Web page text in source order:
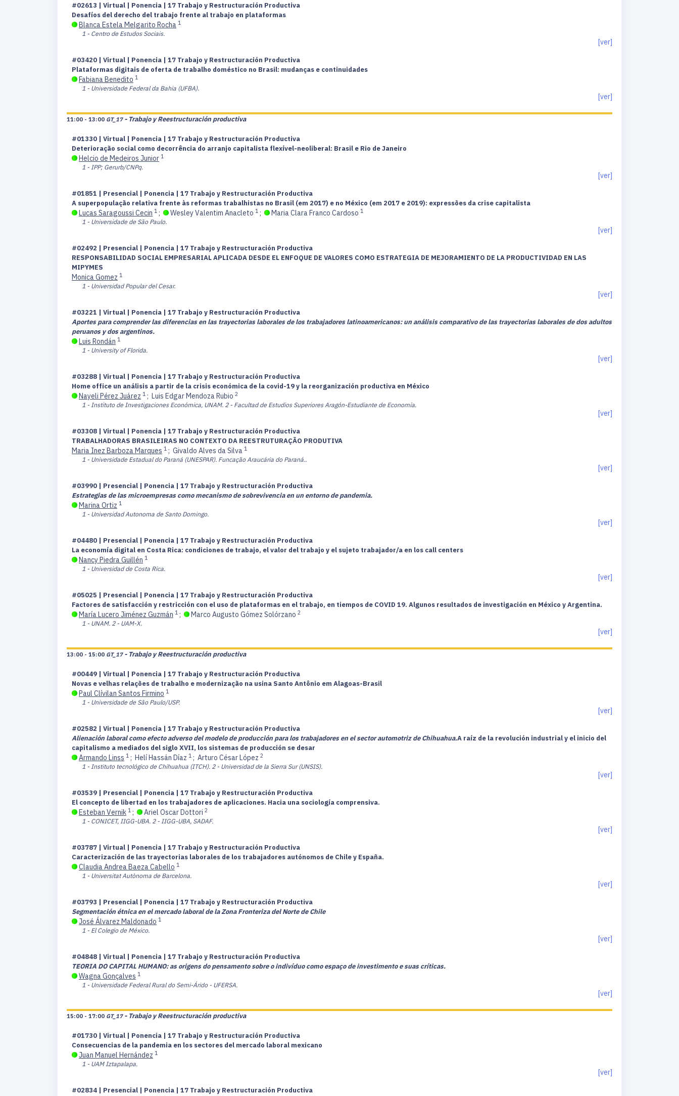
#02613 | Virtual | Ponencia | 17 Trabajo y Restructuración Productiva
Desafíos del derecho del trabajo frente al trabajo en plataformas
Blanca Estela Melgarito Rocha 1
1 - Centro de Estudos Sociais.
[ver]
#03420 | Virtual | Ponencia | 17 Trabajo y Restructuración Productiva
Plataformas digitais de oferta de trabalho doméstico no Brasil: mudanças e continuidades
Fabiana Benedito 1
1 - Universidade Federal da Bahia (UFBA).
[ver]
11:00 - 13:00 GT_17 - Trabajo y Reestructuración productiva
#01330 | Virtual | Ponencia | 17 Trabajo y Restructuración Productiva
Deterioração social como decorrência do arranjo capitalista flexível-neoliberal: Brasil e Rio de Janeiro
Helcio de Medeiros Junior 1
1 - IPP; Gerurb/CNPq.
[ver]
#01851 | Presencial | Ponencia | 17 Trabajo y Restructuración Productiva
A superpopulação relativa frente às reformas trabalhistas no Brasil (em 2017) e no México (em 2017 e 2019): expressões da crise capitalista
Lucas Saragoussi Cecin 1 ; Wesley Valentim Anacleto 1 ; Maria Clara Franco Cardoso 1
1 - Universidade de São Paulo.
[ver]
#02492 | Presencial | Ponencia | 17 Trabajo y Restructuración Productiva
RESPONSABILIDAD SOCIAL EMPRESARIAL APLICADA DESDE EL ENFOQUE DE VALORES COMO ESTRATEGIA DE MEJORAMIENTO DE LA PRODUCTIVIDAD EN LAS
MIPYMES
Monica Gomez 1
1 - Universidad Popular del Cesar.
[ver]
#03221 | Virtual | Ponencia | 17 Trabajo y Restructuración Productiva
Aportes para comprender las diferencias en las trayectorias laborales de los trabajadores latinoamericanos: un análisis comparativo de las trayectorias laborales de dos adultos
peruanos y dos argentinos.
Luis Rondán 1
1 - University of Florida.
[ver]
#03288 | Virtual | Ponencia | 17 Trabajo y Restructuración Productiva
Home office un análisis a partir de la crisis económica de la covid-19 y la reorganización productiva en México
Nayeli Pérez Juárez 1 ; Luis Edgar Mendoza Rubio 2
1 - Instituto de Investigaciones Económica, UNAM. 2 - Facultad de Estudios Superiores Aragón-Estudiante de Economía.
[ver]
#03308 | Virtual | Ponencia | 17 Trabajo y Restructuración Productiva
TRABALHADORAS BRASILEIRAS NO CONTEXTO DA REESTRUTURAÇÃO PRODUTIVA
Maria Inez Barboza Marques 1 ; Givaldo Alves da Silva 1
1 - Universidade Estadual do Paraná (UNESPAR). Funcação Araucária do Paraná..
[ver]
#03990 | Presencial | Ponencia | 17 Trabajo y Restructuración Productiva
Estrategias de las microempresas como mecanismo de sobrevivencia en un entorno de pandemia.
Marina Ortiz 1
1 - Universidad Autonoma de Santo Domingo.
[ver]
#04480 | Presencial | Ponencia | 17 Trabajo y Restructuración Productiva
La economía digital en Costa Rica: condiciones de trabajo, el valor del trabajo y el sujeto trabajador/a en los call centers
Nancy Piedra Guillén 1
1 - Universidad de Costa Rica.
[ver]
#05025 | Presencial | Ponencia | 17 Trabajo y Restructuración Productiva
Factores de satisfacción y restricción con el uso de plataformas en el trabajo, en tiempos de COVID 19. Algunos resultados de investigación en México y Argentina.
María Lucero Jiménez Guzmán 1 ; Marco Augusto Gómez Solórzano 2
1 - UNAM. 2 - UAM-X.
[ver]
13:00 - 15:00 GT_17 - Trabajo y Reestructuración productiva
#00449 | Virtual | Ponencia | 17 Trabajo y Restructuración Productiva
Novas e velhas relações de trabalho e modernização na usina Santo Antônio em Alagoas-Brasil
Paul Clívilan Santos Firmino 1
1 - Universidade de São Paulo/USP.
[ver]
#02582 | Virtual | Ponencia | 17 Trabajo y Restructuración Productiva
Alienación laboral como efecto adverso del modelo de producción para los trabajadores en el sector automotriz de Chihuahua.A raíz de la revolución industrial y el inicio del
capitalismo a mediados del siglo XVII, los sistemas de producción se desar
Armando Linss 1 ; Helí Hassán Díaz 1 ; Arturo César López 2
1 - Instituto tecnológico de Chihuahua (ITCH). 2 - Universidad de la Sierra Sur (UNSIS).
[ver]
#03539 | Presencial | Ponencia | 17 Trabajo y Restructuración Productiva
El concepto de libertad en los trabajadores de aplicaciones. Hacia una sociología comprensiva.
Esteban Vernik 1 ; Ariel Oscar Dottori 2
1 - CONICET, IIGG-UBA. 2 - IIGG-UBA, SADAF.
[ver]
#03787 | Virtual | Ponencia | 17 Trabajo y Restructuración Productiva
Caracterización de las trayectorias laborales de los trabajadores autónomos de Chile y España.
Claudia Andrea Baeza Cabello 1
1 - Universitat Autònoma de Barcelona.
[ver]
#03793 | Presencial | Ponencia | 17 Trabajo y Restructuración Productiva
Segmentación étnica en el mercado laboral de la Zona Fronteriza del Norte de Chile
José Álvarez Maldonado 1
1 - El Colegio de México.
[ver]
#04848 | Virtual | Ponencia | 17 Trabajo y Restructuración Productiva
TEORIA DO CAPITAL HUMANO: as origens do pensamento sobre o indivíduo como espaço de investimento e suas críticas.
Wagna Gonçalves 1
1 - Universidade Federal Rural do Semi-Árido - UFERSA.
[ver]
15:00 - 17:00 GT_17 - Trabajo y Reestructuración productiva
#01730 | Virtual | Ponencia | 17 Trabajo y Restructuración Productiva
Consecuencias de la pandemia en los sectores del mercado laboral mexicano
Juan Manuel Hernández 1
1 - UAM Iztapalapa.
[ver]
#02834 | Presencial | Ponencia | 17 Trabajo y Restructuración Productiva